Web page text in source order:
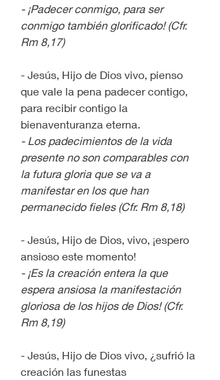
- ¡Padecer conmigo, para ser
conmigo también glorificado! (Cfr.
Rm 8,17)
- Jesús, Hijo de Dios vivo, pienso
que vale la pena padecer contigo,
para recibir contigo la
bienaventuranza eterna.
- Los padecimientos de la vida
presente no son comparables con
la futura gloria que se va a
manifestar en los que han
permanecido fieles (Cfr. Rm 8,18)
- Jesús, Hijo de Dios, vivo, ¡espero
ansioso este momento!
- ¡Es la creación entera la que
espera ansiosa la manifestación
gloriosa de los hijos de Dios! (Cfr.
Rm 8,19)
- Jesús, Hijo de Dios vivo, ¿sufrió la
creación las funestas